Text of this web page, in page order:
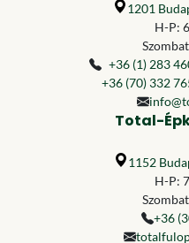
1201
H-P:
+36 (1) 283
+36 (70) 332
Total-
1152
H-P:
+36